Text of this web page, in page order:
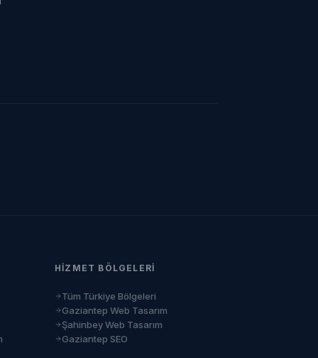
HIZMET BÖLGELERI
Tüm Türkiye Bölgeleri
Gaziantep Web Tasarım
Şahinbey Web Tasarım
Gaziantep SEO